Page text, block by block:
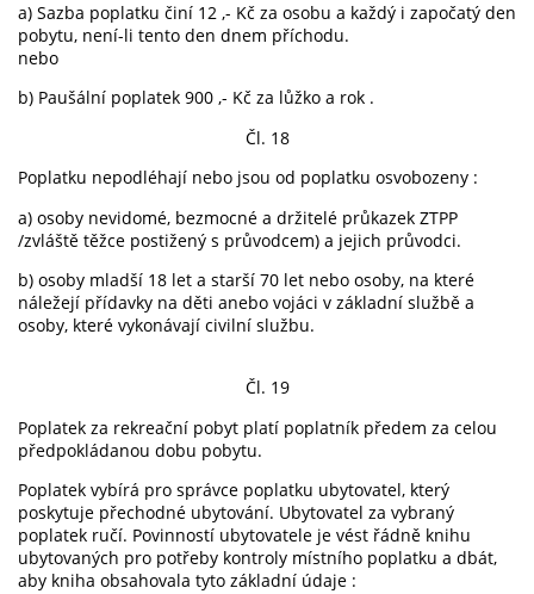
a) Sazba poplatku činí 12 ,- Kč za osobu a každý i započatý den
pobytu, není-li tento den dnem příchodu.
nebo
b) Paušální poplatek 900 ,- Kč za lůžko a rok .
Čl. 18
Poplatku nepodléhají nebo jsou od poplatku osvobozeny :
a) osoby nevidomé, bezmocné a držitelé průkazek ZTPP
/zvláště těžce postižený s průvodcem) a jejich průvodci.
b) osoby mladší 18 let a starší 70 let nebo osoby, na které
náležejí přídavky na děti anebo vojáci v základní službě a
osoby, které vykonávají civilní službu.
Čl. 19
Poplatek za rekreační pobyt platí poplatník předem za celou
předpokládanou dobu pobytu.
Poplatek vybírá pro správce poplatku ubytovatel, který
poskytuje přechodné ubytování. Ubytovatel za vybraný
poplatek ručí. Povinností ubytovatele je vést řádně knihu
ubytovaných pro potřeby kontroly místního poplatku a dbát,
aby kniha obsahovala tyto základní údaje :